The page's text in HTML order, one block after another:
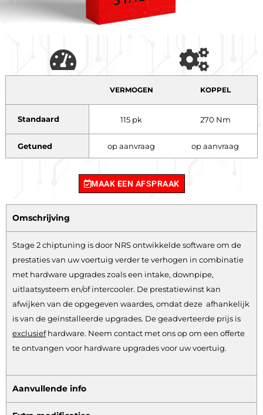
VERMOGEN KOPPEL
Standaard 115 pk 270 Nm
Getuned op aanvraag op aanvraag
MAAK EEN AFSPRAAK
Omschrijving
Stage 2 chiptuning is door NRS ontwikkelde software om de
prestaties van uw voertuig verder te verhogen in combinatie
met hardware upgrades zoals een intake, downpipe,
uitlaatsysteem en/of intercooler. De prestatiewinst kan
afwijken van de opgegeven waardes, omdat deze afhankelijk
is van de geïnstalleerde upgrades. De geadverteerde prijs is
exclusiefhardware. Neem contact met ons op om een offerte
te ontvangen voor hardware upgrades voor uw voertuig.
Aanvullende info